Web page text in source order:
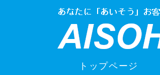
トップページ